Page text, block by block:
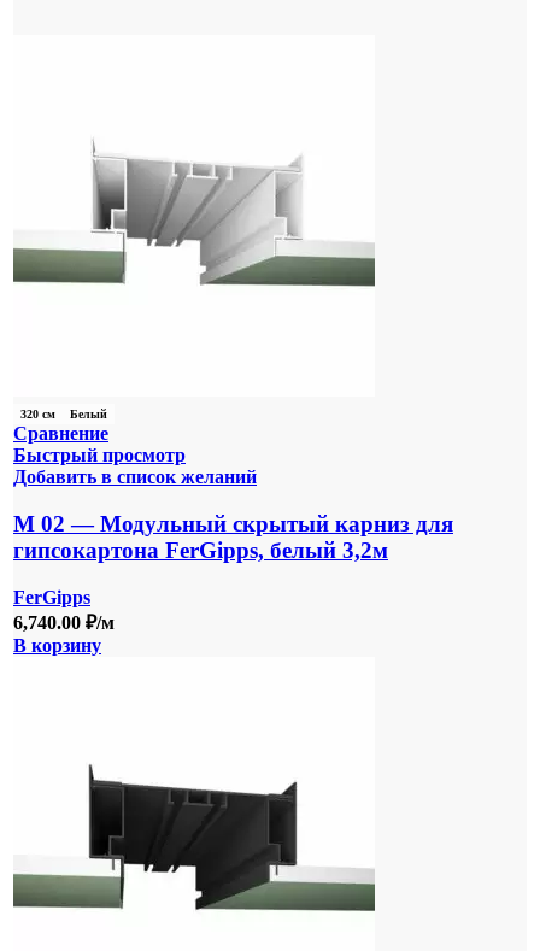
320 см Белый
Сравнение
Быстрый просмотр
Добавить в список желаний
М 02 — Модульный скрытый карниз для
гипсокартона FerGipps, белый 3,2м
FerGipps
6,740.00 ₽/м
В корзину